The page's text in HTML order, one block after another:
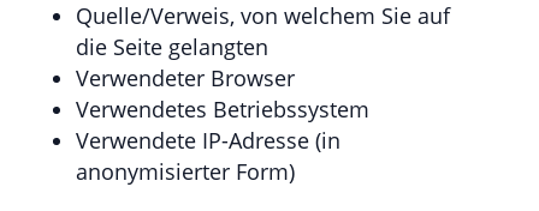
Quelle/Verweis, von welchem Sie auf
die Seite gelangten
Verwendeter Browser
Verwendetes Betriebssystem
Verwendete IP-Adresse (in
anonymisierter Form)